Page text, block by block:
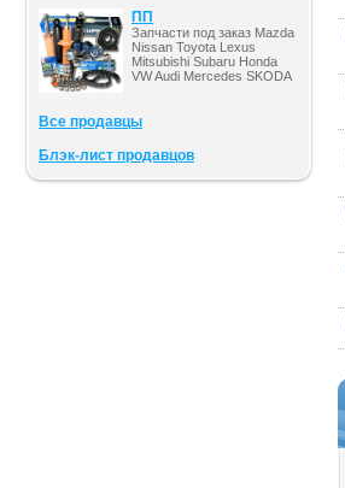
ПП
Запчасти под заказ Mazda
Nissan Toyota Lexus
Mitsubishi Subaru Honda
VW Audi Mercedes SKODA
Все продавцы
Блэк-лист продавцов